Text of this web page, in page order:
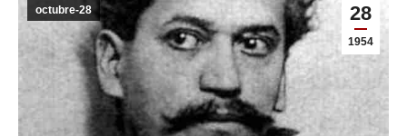
28
1954
octubre-28